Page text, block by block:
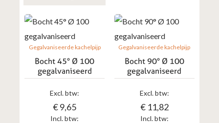
Gegalvaniseerde kachelpijp
Bocht 45° Ø 100
gegalvaniseerd
Incl. btw:
Excl. btw:
€9,65
Gegalvaniseerde kachelpijp
Bocht 90° Ø 100
gegalvaniseerd
Incl. btw:
Excl. btw:
€11,82